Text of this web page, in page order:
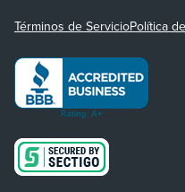
Términos de ServicioPolítica